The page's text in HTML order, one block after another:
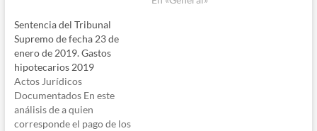
Sentencia del Tribunal
Supremo de fecha 23 de
enero de 2019. Gastos
hipotecarios 2019
Actos Jurídicos
Documentados En este
análisis de a quien
corresponde el pago de los